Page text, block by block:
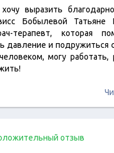
выразить
Бобылевой Татьяне
терапевт, которая
давление и подружиться
могу работать,
отзыв